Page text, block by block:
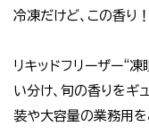
冷凍だけど、この香り！
リキッドフリーザー“
い分け、旬の香りをギ
装や大容量の業務用を